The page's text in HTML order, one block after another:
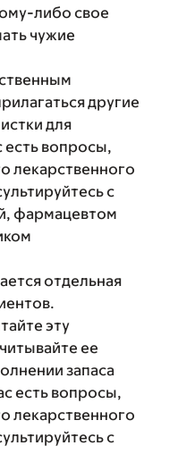
либо свое
чужие
другие
для
есть вопросы,
лекарственного
с
фармацевтом
отдельная
эту
ее
запаса
есть вопросы,
лекарственного
с